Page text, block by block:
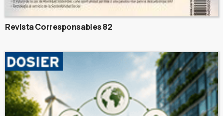
Revista Corresponsables 82